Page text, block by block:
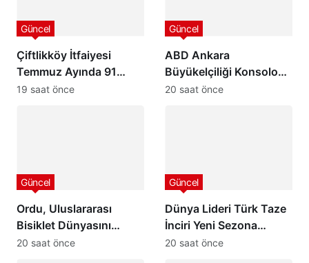
Çiftlikköy İtfaiyesi
Temmuz Ayında 91
Olaya Müdahale Etti:
Güncel
19 saat önce
ABD Ankara
Büyükelçiliği Konsolosu
Matthew Smith’ten
Güncel
20 saat önce
Ordu, Uluslararası
Bisiklet Dünyasını
Ağırlamaya
Güncel
20 saat önce
Dünya Lideri Türk Taze
İnciri Yeni Sezona
Başladı: Rekolte
Güncel
20 saat önce